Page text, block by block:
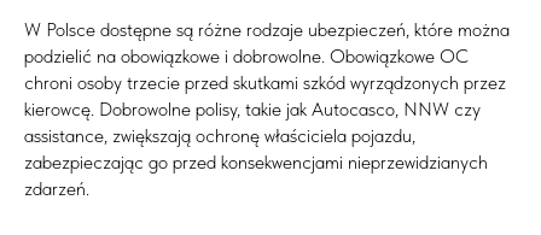
W Polsce dostępne są różne rodzaje ubezpieczeń, które można
podzielić na obowiązkowe i dobrowolne. Obowiązkowe OC
chroni osoby trzecie przed skutkami szkód wyrządzonych przez
kierowcę. Dobrowolne polisy, takie jak Autocasco, NNW czy
assistance, zwiększają ochronę właściciela pojazdu,
zabezpieczając go przed konsekwencjami nieprzewidzianych
zdarzeń.